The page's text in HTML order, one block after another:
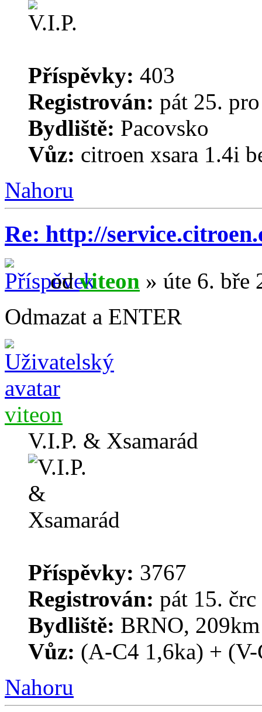
Příspěvky: 403
Registrován: pát 25.
Bydliště: Pacovsko
Vůz: citroen xsara 1.4i
Nahoru
Re: http://
odviteon » úte 6. bře
Odmazat a ENTER
viteon
V.I.P. & Xsamarád
Příspěvky: 3767
Registrován: pát 15.
Bydliště: BRNO,
Vůz: (A-C4 1,6ka) +
Nahoru